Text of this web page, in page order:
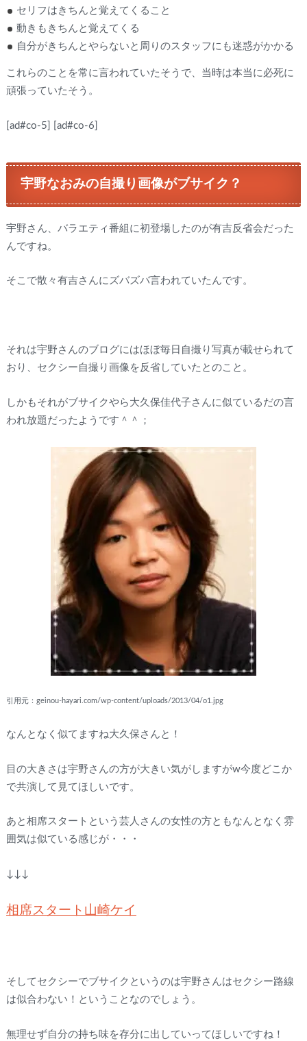
セリフはきちんと覚えてくること
動きもきちんと覚えてくる
自分がきちんとやらないと周りのスタッフにも迷惑がかかる
これらのことを常に言われていたそうで、当時は本当に必死に
頑張っていたそう。
[ad#co-5] [ad#co-6]
宇野なおみの自撮り画像がブサイク？
宇野さん、バラエティ番組に初登場したのが有吉反省会だった
んですね。
そこで散々有吉さんにズバズバ言われていたんです。
それは宇野さんのブログにはほぼ毎日自撮り写真が載せられて
おり、セクシー自撮り画像を反省していたとのこと。
しかもそれがブサイクやら大久保佳代子さんに似ているだの言
われ放題だったようです＾＾；
引用元：geinou-hayari.com/wp-content/uploads/2013/04/o1.jpg
なんとなく似てますね大久保さんと！
目の大きさは宇野さんの方が大きい気がしますがw今度どこか
で共演して見てほしいです。
あと相席スタートという芸人さんの女性の方ともなんとなく雰
囲気は似ている感じが・・・
↓↓↓
相席スタート山崎ケイ
そしてセクシーでブサイクというのは宇野さんはセクシー路線
は似合わない！ということなのでしょう。
無理せず自分の持ち味を存分に出していってほしいですね！